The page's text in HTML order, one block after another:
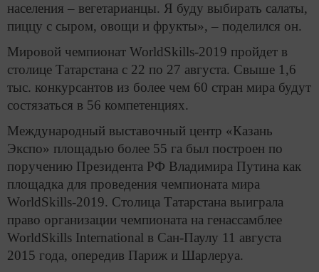
населения – вегетарианцы. Я буду выбирать салаты,
пиццу с сыром, овощи и фрукты», – поделился он.
Мировой чемпионат WorldSkills-2019 пройдет в
столице Татарстана с 22 по 27 августа. Свыше 1,6
тыс. конкурсантов из более чем 60 стран мира будут
состязаться в 56 компетенциях.
Международный выставочный центр «Казань
Экспо» площадью более 55 га был построен по
поручению Президента РФ Владимира Путина как
площадка для проведения чемпионата мира
WorldSkills-2019. Столица Татарстана выиграла
право организации чемпионата на генассамблее
WorldSkills International в Сан-Паулу 11 августа
2015 года, опередив Париж и Шарлеруа.